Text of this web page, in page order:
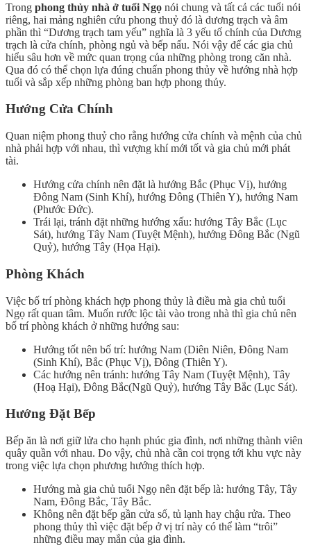
Trong phong thủy nhà ở tuổi Ngọ nói chung và tất cả các tuổi nói
riêng, hai mảng nghiên cứu phong thuỷ đó là dương trạch và âm
phần thì “Dương trạch tam yếu” nghĩa là 3 yếu tố chính của Dương
trạch là cửa chính, phòng ngủ và bếp nấu. Nói vậy để các gia chủ
hiểu sâu hơn về mức quan trọng của những phòng trong căn nhà.
Qua đó có thể chọn lựa đúng chuẩn phong thủy về hướng nhà hợp
tuổi và sắp xếp những phòng ban hợp phong thủy.
Hướng Cửa Chính
Quan niệm phong thuỷ cho rằng hướng cửa chính và mệnh của chủ
nhà phải hợp với nhau, thì vượng khí mới tốt và gia chủ mới phát
tài.
Hướng cửa chính nên đặt là hướng Bắc (Phục Vị), hướng
Đông Nam (Sinh Khí), hướng Đông (Thiên Y), hướng Nam
(Phước Đức).
Trái lại, tránh đặt những hướng xấu: hướng Tây Bắc (Lục
Sát), hướng Tây Nam (Tuyệt Mệnh), hướng Đông Bắc (Ngũ
Quỷ), hướng Tây (Họa Hại).
Phòng Khách
Việc bố trí phòng khách hợp phong thủy là điều mà gia chủ tuổi
Ngọ rất quan tâm. Muốn rước lộc tài vào trong nhà thì gia chủ nên
bố trí phòng khách ở những hướng sau:
Hướng tốt nên bố trí: hướng Nam (Diên Niên, Đông Nam
(Sinh Khí), Bắc (Phục Vị), Đông (Thiên Y).
Các hướng nên tránh: hướng Tây Nam (Tuyệt Mệnh), Tây
(Hoạ Hại), Đông Bắc(Ngũ Quỷ), hướng Tây Bắc (Lục Sát).
Hướng Đặt Bếp
Bếp ăn là nơi giữ lửa cho hạnh phúc gia đình, nơi những thành viên
quây quần với nhau. Do vậy, chủ nhà cần coi trọng tới khu vực này
trong việc lựa chọn phương hướng thích hợp.
Hướng mà gia chủ tuổi Ngọ nên đặt bếp là: hướng Tây, Tây
Nam, Đông Bắc, Tây Bắc.
Không nên đặt bếp gần cửa sổ, tủ lạnh hay chậu rửa. Theo
phong thủy thì việc đặt bếp ở vị trí này có thể làm “trôi”
những điều may mắn của gia đình.